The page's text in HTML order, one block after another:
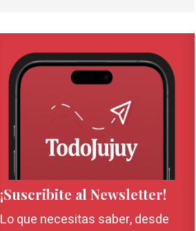
¡Suscribite al Newsletter!
Lo que necesitas saber, desde